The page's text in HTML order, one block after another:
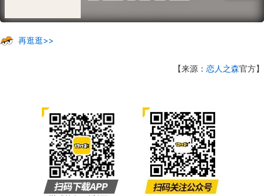
再逛逛>>
【来源： 恋人之森官方】